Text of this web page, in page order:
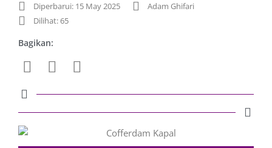
Diperbarui: 15 May 2025
Adam Ghifari
Dilihat: 65
Bagikan: